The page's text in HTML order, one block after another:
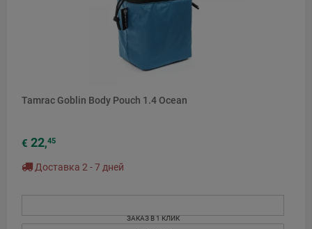
Tamrac Goblin Body Pouch 1.4 Ocean
€ 22,45
Доставка 2 - 7 дней
ЗАКАЗ В 1 КЛИК